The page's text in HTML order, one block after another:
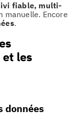
fiable, multi-
manuelle. Encore
.
les
données